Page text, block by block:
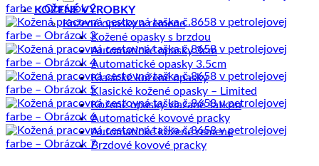
KOŽENÉ VÝROBKY
Kožené opasky a remene
Kožené opasky s brzdou
Automatické opasky 3cm
Automatické opasky 3.5cm
Klasické kožené opasky
Klasické kožené opasky – Limited
Kožené opasky viazané šatkou
Automatické kovové pracky
Automatické kožené remene
Brzdové kovové pracky